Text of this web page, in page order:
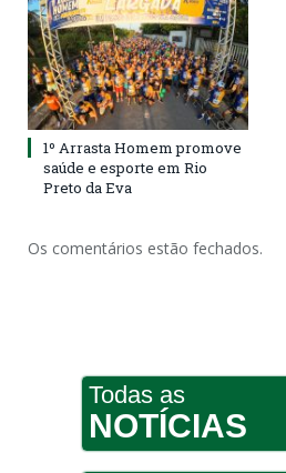
1º Arrasta Homem promove
saúde e esporte em Rio
Preto da Eva
Os comentários estão fechados.
Todas as
NOTÍCIAS